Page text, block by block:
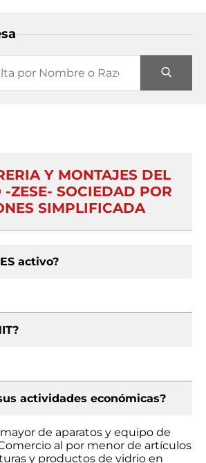
Y MONTAJES DEL
-ZESE- SOCIEDAD POR
SIMPLIFICADA
activo?
actividades económicas?
de aparatos y equipo de
al por menor de artículos
y productos de vidrio en